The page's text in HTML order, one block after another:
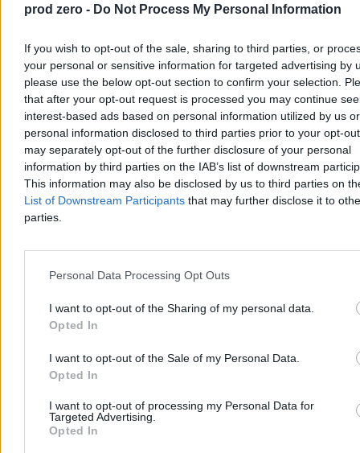
prod zero - Do Not Process My Personal Information
If you wish to opt-out of the sale, sharing to third parties, or
your personal or sensitive information for targeted advertising by
please use the below opt-out section to confirm your selection.
that after your opt-out request is processed you may continue
interest-based ads based on personal information utilized by us or
personal information disclosed to third parties prior to your opt-
may separately opt-out of the further disclosure of your personal
information by third parties on the IAB’s list of downstream
This information may also be disclosed by us to third parties on
List of Downstream Participants that may further disclose it to
parties.
Personal Data Processing Opt Outs
I want to opt-out of the Sharing of my personal data.
Opted In
I want to opt-out of the Sale of my Personal Data.
Opted In
I want to opt-out of processing my Personal Data for
Targeted Advertising.
Opted In
Trump: Stany Zjednoczone zaangażowane w
rozmowy o pokoju w Ukrainie
Prezydent USA Donald Trump powiedział w czwartek, że
Ukrainie i poinformował, że doszło w nich do postępu. Nie ujawnił
się zakończy.
Dzisiaj 06:56